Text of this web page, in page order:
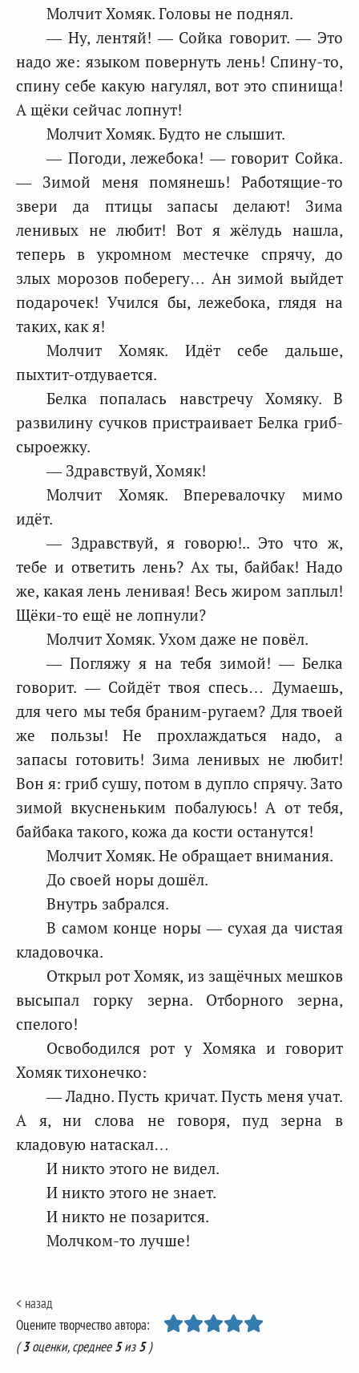
Молчит Хомяк. Головы не поднял.
— Ну, лентяй! — Сойка говорит. — Это
надо же: языком повернуть лень! Спину-то,
спину себе какую нагулял, вот это спинища!
А щёки сейчас лопнут!
Молчит Хомяк. Будто не слышит.
— Погоди, лежебока! — говорит Сойка.
— Зимой меня помянешь! Работящие-то
звери да птицы запасы делают! Зима
ленивых не любит! Вот я жёлудь нашла,
теперь в укромном местечке спрячу, до
злых морозов поберегу… Ан зимой выйдет
подарочек! Учился бы, лежебока, глядя на
таких, как я!
Молчит Хомяк. Идёт себе дальше,
пыхтит-отдувается.
Белка попалась навстречу Хомяку. В
развилину сучков пристраивает Белка гриб-
сыроежку.
— Здравствуй, Хомяк!
Молчит Хомяк. Вперевалочку мимо
идёт.
— Здравствуй, я говорю!.. Это что ж,
тебе и ответить лень? Ах ты, байбак! Надо
же, какая лень ленивая! Весь жиром заплыл!
Щёки-то ещё не лопнули?
Молчит Хомяк. Ухом даже не повёл.
— Погляжу я на тебя зимой! — Белка
говорит. — Сойдёт твоя спесь… Думаешь,
для чего мы тебя браним-ругаем? Для твоей
же пользы! Не прохлаждаться надо, а
запасы готовить! Зима ленивых не любит!
Вон я: гриб сушу, потом в дупло спрячу. Зато
зимой вкусненьким побалуюсь! А от тебя,
байбака такого, кожа да кости останутся!
Молчит Хомяк. Не обращает внимания.
До своей норы дошёл.
Внутрь забрался.
В самом конце норы — сухая да чистая
кладовочка.
Открыл рот Хомяк, из защёчных мешков
высыпал горку зерна. Отборного зерна,
спелого!
Освободился рот у Хомяка и говорит
Хомяк тихонечко:
— Ладно. Пусть кричат. Пусть меня учат.
А я, ни слова не говоря, пуд зерна в
кладовую натаскал…
И никто этого не видел.
И никто этого не знает.
И никто не позарится.
Молчком-то лучше!
< назад
Оцените творчество автора:
(3оценки, среднее5из5)